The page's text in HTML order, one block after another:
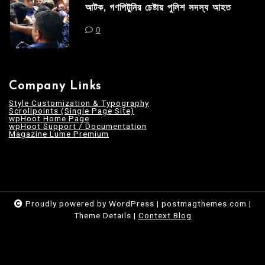
আটক, গণপিটুনির চেষ্টায় পুলিশ সদস্য আহত
0
Company Links
Style Customization & Typography
Scrollpoints (Single Page Site)
wpHoot Home Page
wpHoot Support / Documentation
Magazine Lume Premium
Proudly powered by WordPress | postmagthemes.com |
Theme Details | Context Blog